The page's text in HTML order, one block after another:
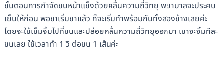
ขั้นตอนการกำจัดขนหน้าแข็งด้วยคลื่นความถี่วิทยุ พยาบาลจะประคบ
เย็นให้ก่อน พอขาเริ่มชาแล้ว ก็จะเริ่มทำพร้อมกันทั้งสองข้างเลยค่ะ
โดยจะใช้เข็มจิ้มไปที่ขนและปล่อยคลื่นความถี่วิทยุออกมา เขาจะจิ้มทีละ
ขนเลย ใช้เวลาทำ 1 วิ ต่อขน 1 เส้นค่ะ